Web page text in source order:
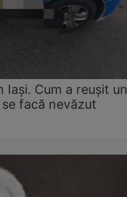
Iași. Cum a reușit un
facă nevăzut